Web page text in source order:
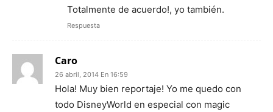
Totalmente de acuerdo!, yo también.
Respuesta
Caro
26 abril, 2014 En 16:59
Hola! Muy bien reportaje! Yo me quedo con
todo DisneyWorld en especial con magic